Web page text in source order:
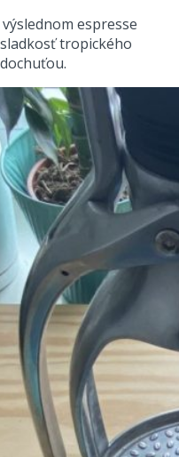
espresse
tropického